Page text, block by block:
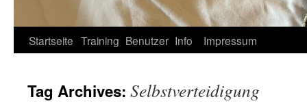
Startseite Training Benutzer Info Impressum
Tag Archives: Selbstverteidigung